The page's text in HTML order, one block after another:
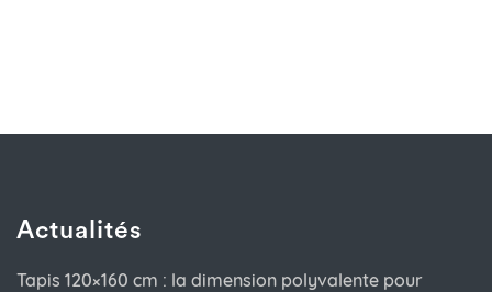
Actualités
Tapis 120×160 cm : la dimension polyvalente pour